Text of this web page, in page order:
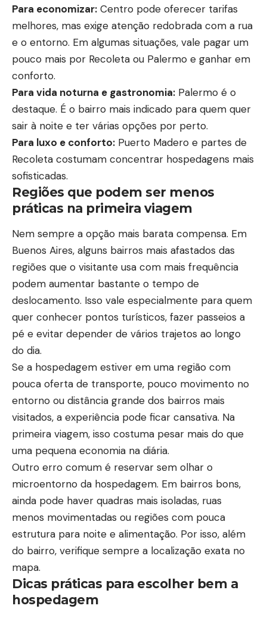
Para economizar: Centro pode oferecer tarifas
melhores, mas exige atenção redobrada com a rua
e o entorno. Em algumas situações, vale pagar um
pouco mais por Recoleta ou Palermo e ganhar em
conforto.
Para vida noturna e gastronomia: Palermo é o
destaque. É o bairro mais indicado para quem quer
sair à noite e ter várias opções por perto.
Para luxo e conforto: Puerto Madero e partes de
Recoleta costumam concentrar hospedagens mais
sofisticadas.
Regiões que podem ser menos
práticas na primeira viagem
Nem sempre a opção mais barata compensa. Em
Buenos Aires, alguns bairros mais afastados das
regiões que o visitante usa com mais frequência
podem aumentar bastante o tempo de
deslocamento. Isso vale especialmente para quem
quer conhecer pontos turísticos, fazer passeios a
pé e evitar depender de vários trajetos ao longo
do dia.
Se a hospedagem estiver em uma região com
pouca oferta de transporte, pouco movimento no
entorno ou distância grande dos bairros mais
visitados, a experiência pode ficar cansativa. Na
primeira viagem, isso costuma pesar mais do que
uma pequena economia na diária.
Outro erro comum é reservar sem olhar o
microentorno da hospedagem. Em bairros bons,
ainda pode haver quadras mais isoladas, ruas
menos movimentadas ou regiões com pouca
estrutura para noite e alimentação. Por isso, além
do bairro, verifique sempre a localização exata no
mapa.
Dicas práticas para escolher bem a
hospedagem